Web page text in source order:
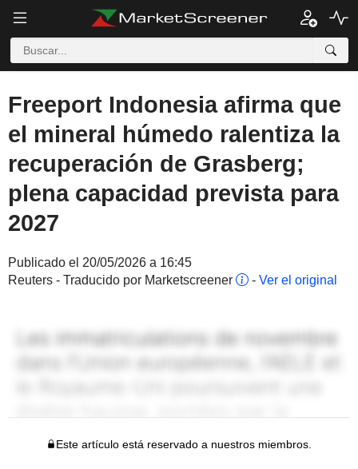
Freeport Indonesia afirma que
el mineral húmedo ralentiza la
recuperación de Grasberg;
plena capacidad prevista para
2027
Publicado el 20/05/2026 a 16:45
Reuters - Traducido por Marketscreener
- Ver el original
Este artículo está reservado a nuestros miembros.